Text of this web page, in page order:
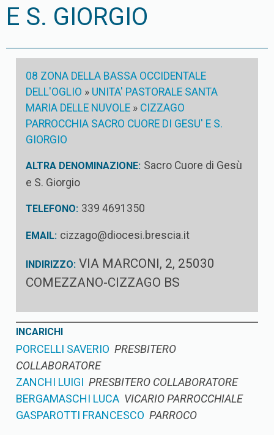
E S. GIORGIO
08 ZONA DELLA BASSA OCCIDENTALE
DELL'OGLIO » UNITA' PASTORALE SANTA
MARIA DELLE NUVOLE » CIZZAGO
PARROCCHIA SACRO CUORE DI GESU' E S.
GIORGIO
ALTRA DENOMINAZIONE: Sacro Cuore di Gesù
e S. Giorgio
TELEFONO: 339 4691350
EMAIL: cizzago@diocesi.brescia.it
INDIRIZZO: VIA MARCONI, 2, 25030
COMEZZANO-CIZZAGO BS
INCARICHI
PORCELLI SAVERIO PRESBITERO
COLLABORATORE
ZANCHI LUIGI PRESBITERO COLLABORATORE
BERGAMASCHI LUCA VICARIO PARROCCHIALE
GASPAROTTI FRANCESCO PARROCO